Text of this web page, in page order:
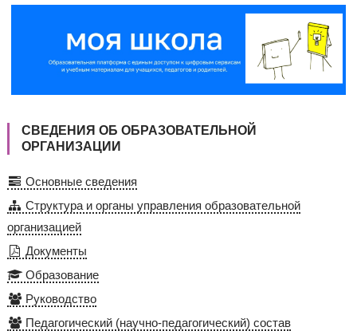
СВЕДЕНИЯ ОБ ОБРАЗОВАТЕЛЬНОЙ
ОРГАНИЗАЦИИ
Основные сведения
Структура и органы управления образовательной
организацией
Документы
Образование
Руководство
Педагогический (научно-педагогический) состав